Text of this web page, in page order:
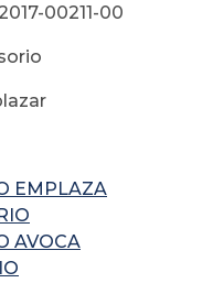
00211-00
EMPLAZA
AVOCA